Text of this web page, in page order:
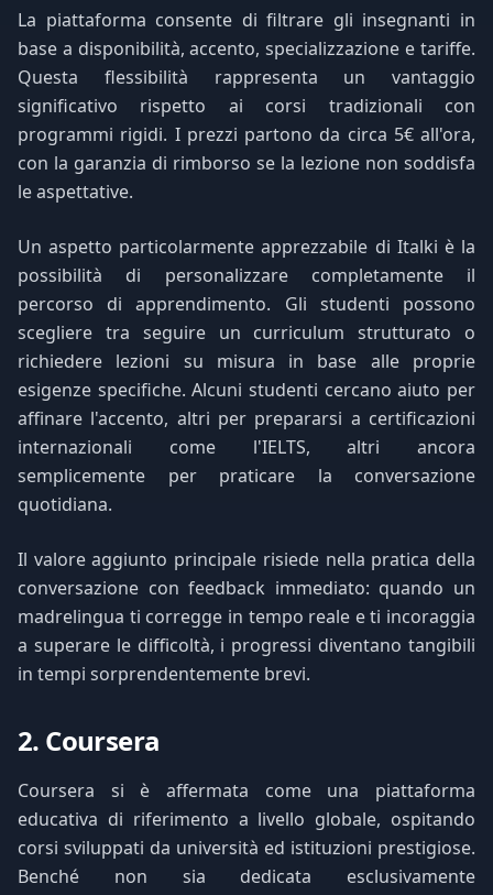
La piattaforma consente di filtrare gli insegnanti in
base a disponibilità, accento, specializzazione e tariffe.
Questa flessibilità rappresenta un vantaggio
significativo rispetto ai corsi tradizionali con
programmi rigidi. I prezzi partono da circa 5€ all'ora,
con la garanzia di rimborso se la lezione non soddisfa
le aspettative.
Un aspetto particolarmente apprezzabile di Italki è la
possibilità di personalizzare completamente il
percorso di apprendimento. Gli studenti possono
scegliere tra seguire un curriculum strutturato o
richiedere lezioni su misura in base alle proprie
esigenze specifiche. Alcuni studenti cercano aiuto per
affinare l'accento, altri per prepararsi a certificazioni
internazionali come l'IELTS, altri ancora
semplicemente per praticare la conversazione
quotidiana.
Il valore aggiunto principale risiede nella pratica della
conversazione con feedback immediato: quando un
madrelingua ti corregge in tempo reale e ti incoraggia
a superare le difficoltà, i progressi diventano tangibili
in tempi sorprendentemente brevi.
2. Coursera
Coursera si è affermata come una piattaforma
educativa di riferimento a livello globale, ospitando
corsi sviluppati da università ed istituzioni prestigiose.
Benché non sia dedicata esclusivamente